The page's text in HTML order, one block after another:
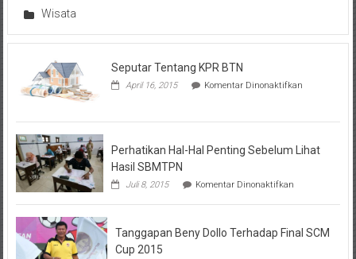
Wisata
Seputar Tentang KPR BTN
April 16, 2015 Komentar Dinonaktifkanpada
KPR
Perhatikan Hal-Hal Penting Sebelum Lihat
Hasil SBMTPN
Juli 8, 2015 Komentar Dinonaktifkanpada
Hal-
Penting
Tanggapan Beny Dollo Terhadap Final SCM
Cup 2015